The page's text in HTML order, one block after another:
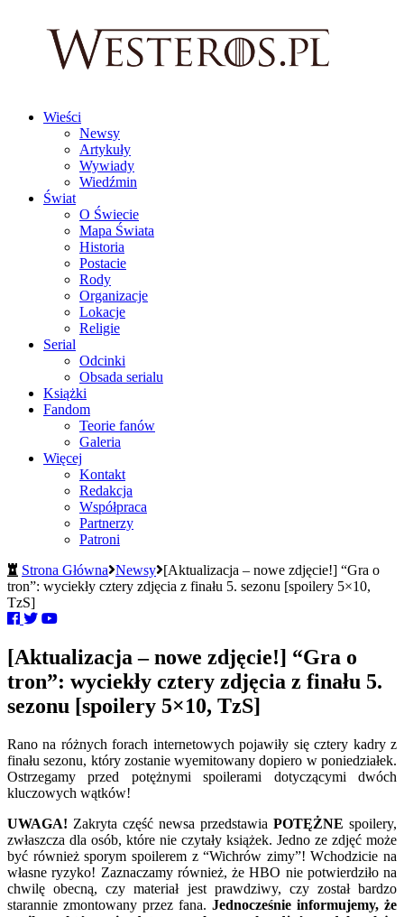
Wieści
Newsy
Artykuły
Wywiady
Wiedźmin
Świat
O Świecie
Mapa Świata
Historia
Postacie
Rody
Organizacje
Lokacje
Religie
Serial
Odcinki
Obsada serialu
Książki
Fandom
Teorie fanów
Galeria
Więcej
Kontakt
Redakcja
Współpraca
Partnerzy
Patroni
Strona Główna Newsy [Aktualizacja – nowe zdjęcie!] “Gra o
tron”: wyciekły cztery zdjęcia z finału 5. sezonu [spoilery 5×10,
TzS]
[Aktualizacja – nowe zdjęcie!] “Gra o
tron”: wyciekły cztery zdjęcia z finału 5.
sezonu [spoilery 5×10, TzS]
Rano na różnych forach internetowych pojawiły się cztery kadry z
finału sezonu, który zostanie wyemitowany dopiero w poniedziałek.
Ostrzegamy przed potężnymi spoilerami dotyczącymi dwóch
kluczowych wątków!
UWAGA! Zakryta część newsa przedstawia POTĘŻNE spoilery,
zwłaszcza dla osób, które nie czytały książek. Jedno ze zdjęć może
być również sporym spoilerem z “Wichrów zimy”! Wchodzicie na
własne ryzyko! Zaznaczamy również, że HBO nie potwierdziło na
chwilę obecną, czy materiał jest prawdziwy, czy został bardzo
starannie zmontowany przez fana. Jednocześnie informujemy, że